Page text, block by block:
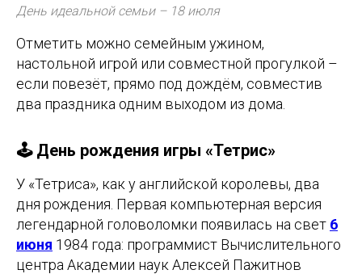
День идеальной семьи – 18 июля
Отметить можно семейным ужином,
настольной игрой или совместной прогулкой –
если повезёт, прямо под дождём, совместив
два праздника одним выходом из дома.
🕹️ День рождения игры «Тетрис»
У «Тетриса», как у английской королевы, два
дня рождения. Первая компьютерная версия
легендарной головоломки появилась на свет 6
июня 1984 года: программист Вычислительного
центра Академии наук Алексей Пажитнов